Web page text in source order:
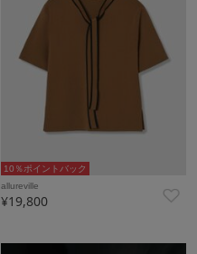
10％ポイントバック
allureville
¥19,800